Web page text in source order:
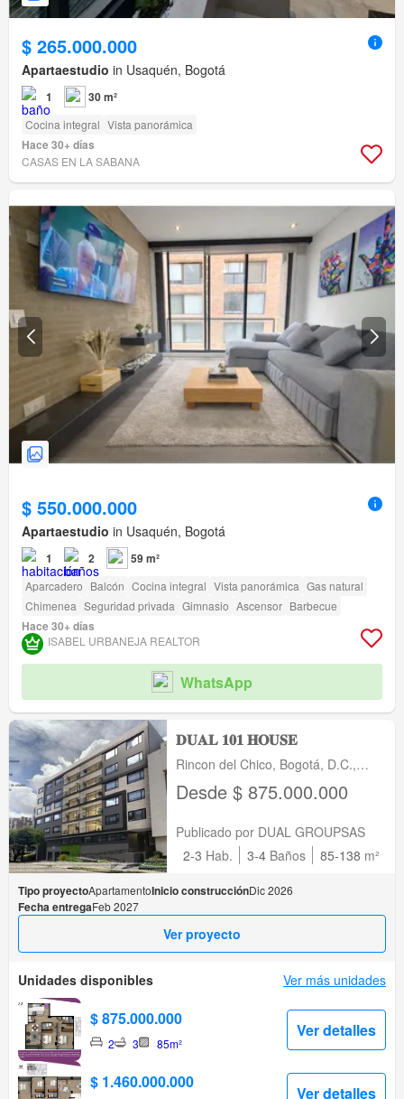
$ 265.000.000
Apartaestudio in Usaquén, Bogotá
1 30 m²
Cocina integral Vista panorámica
Hace 30+ días
CASAS EN LA SABANA
$ 550.000.000
Apartaestudio in Usaquén, Bogotá
1 2 59 m²
Aparcadero Balcón Cocina integral Vista panorámica Gas natural
Chimenea Seguridad privada Gimnasio Ascensor Barbecue
Hace 30+ días
ISABEL URBANEJA REALTOR
WhatsApp
𝐃𝐔𝐀𝐋 𝟏𝟎𝟏 𝐇𝐎𝐔𝐒𝐄
Rincon del Chico, Bogotá, D.C.,
Bogotá, D.C., Bogotá, D.C.
Desde $ 875.000.000
Publicado por DUAL GROUPSAS
2-3 Hab. 3-4 Baños 85-138 m²
Tipo proyectoApartamentoInicio construcciónDic 2026
Fecha entregaFeb 2027
Ver proyecto
Unidades disponibles Ver más unidades
$ 875.000.000
2 3 85m²
Ver detalles
$ 1.460.000.000
Ver detalles